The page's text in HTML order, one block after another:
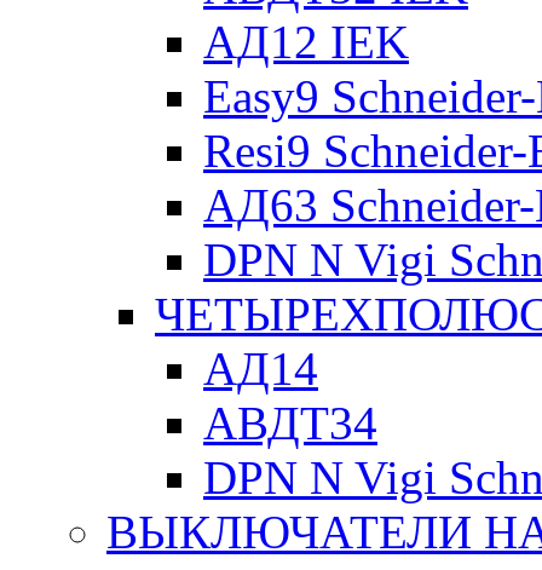
АД12 IEK
Easy9
Resi9
АД63
DPN N Vigi
АД14
АВДТ34
DPN N Vigi
ВЫКЛЮЧАТЕЛИ